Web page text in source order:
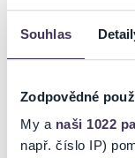
Souhlas
Zodpovědné
My a naši 1022
např. číslo IP)
Thomas Anders
Modern Talking &